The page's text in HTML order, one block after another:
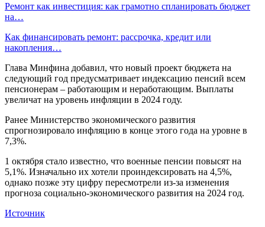
Ремонт как инвестиция: как грамотно спланировать бюджет
на…
Как финансировать ремонт: рассрочка, кредит или
накопления…
Глава Минфина добавил, что новый проект бюджета на
следующий год предусматривает индексацию пенсий всем
пенсионерам – работающим и неработающим. Выплаты
увеличат на уровень инфляции в 2024 году.
Ранее Министерство экономического развития
спрогнозировало инфляцию в конце этого года на уровне в
7,3%.
1 октября стало известно, что военные пенсии повысят на
5,1%. Изначально их хотели проиндексировать на 4,5%,
однако позже эту цифру пересмотрели из-за изменения
прогноза социально-экономического развития на 2024 год.
Источник